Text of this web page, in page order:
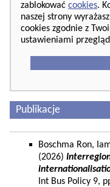
zablokować cookies.
naszej strony
cookies zgodnie z
ustawieniami
Publikacje
Boschma Ron,
(2026)
Int Bus Policy 9,